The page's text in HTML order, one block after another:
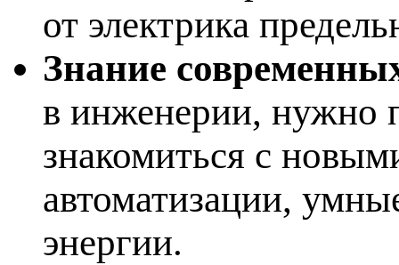
от электрика
Знание
в инженерии, нужно
знакомиться с
автоматизации,
энергии.